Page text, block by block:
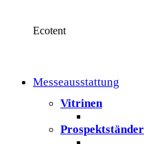
Ecotent
Messeausstattung
Vitrinen
Prospektständer